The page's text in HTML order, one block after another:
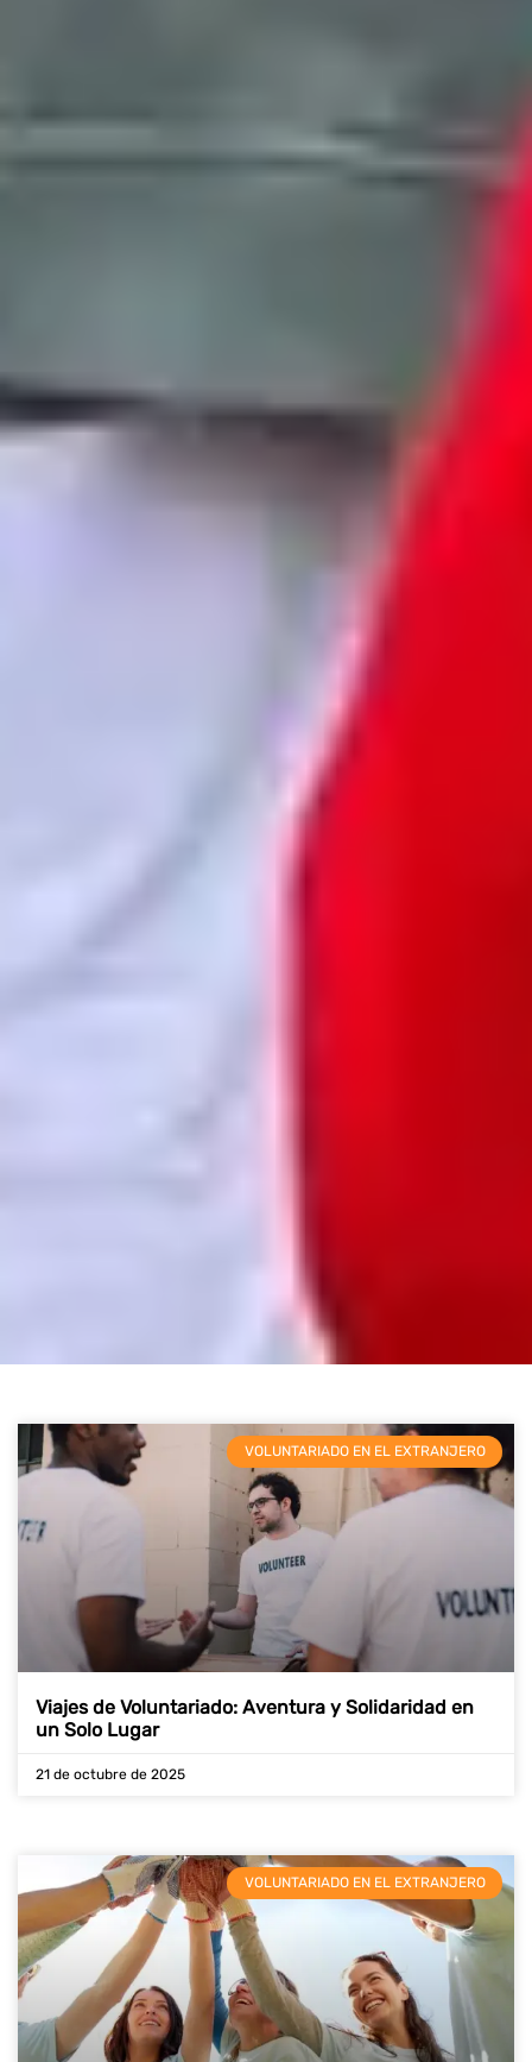
VOLUNTARIADO EN EL EXTRANJERO
Viajes de Voluntariado: Aventura y Solidaridad en
un Solo Lugar
21 de octubre de 2025
VOLUNTARIADO EN EL EXTRANJERO